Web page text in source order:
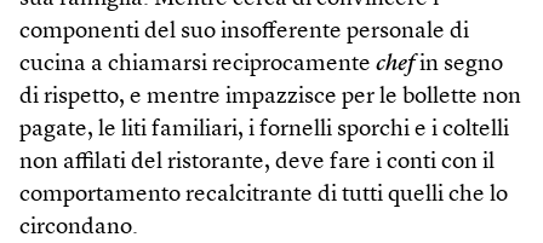
componenti del suo insofferente personale di
cucina a chiamarsi reciprocamente chefin segno
di rispetto, e mentre impazzisce per le bollette non
pagate, le liti familiari, i fornelli sporchi e i coltelli
non affilati del ristorante, deve fare i conti con il
comportamento recalcitrante di tutti quelli che lo
circondano.